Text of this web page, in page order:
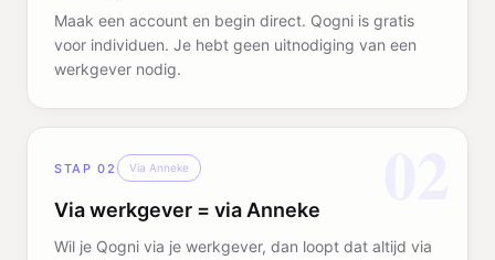
Maak een account en begin direct. Qogni is gratis
voor individuen. Je hebt geen uitnodiging van een
werkgever nodig.
STAP02 Via Anneke
Via werkgever = via Anneke
Wil je Qogni via je werkgever, dan loopt dat altijd via